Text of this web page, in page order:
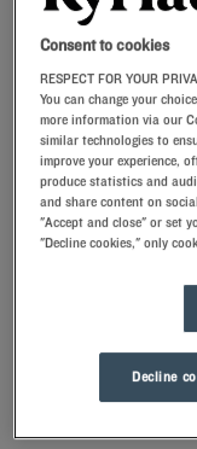
Spezialcode
Sie planen einen
Hotel? Kyriad bietet
einer kulinarischen
Unsere
Charentes
Consent to cookies
RESPECT FOR YOUR
You can change your
more information via our
similar technologies to
improve your experience,
produce statistics and
and share content on
"Accept and close" or set
"Decline cookies," only
Decline